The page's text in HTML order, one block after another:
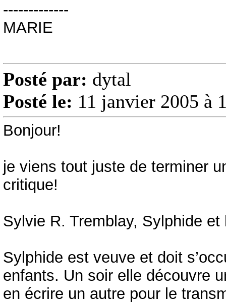
-------------
MARIE
Posté par: dytal
Posté le: 11 janvier 2005 à
Bonjour!
je viens tout juste de terminer
critique!
Sylvie R. Tremblay, Sylphide
Sylphide est veuve et doit
enfants. Un soir elle découvre
en écrire un autre pour le